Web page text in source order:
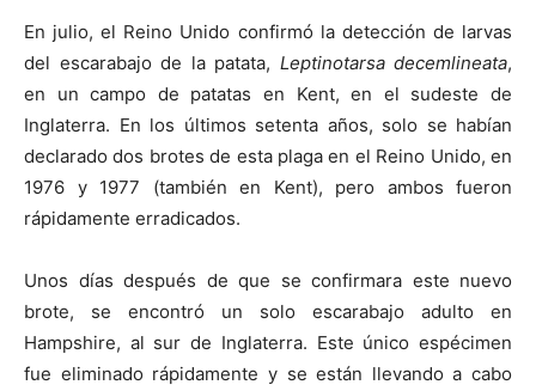
En julio, el Reino Unido confirmó la detección de larvas
del escarabajo de la patata, Leptinotarsa ​​decemlineata,
en un campo de patatas en Kent, en el sudeste de
Inglaterra. En los últimos setenta años, solo se habían
declarado dos brotes de esta plaga en el Reino Unido, en
1976 y 1977 (también en Kent), pero ambos fueron
rápidamente erradicados.
Unos días después de que se confirmara este nuevo
brote, se encontró un solo escarabajo adulto en
Hampshire, al sur de Inglaterra. Este único espécimen
fue eliminado rápidamente y se están llevando a cabo